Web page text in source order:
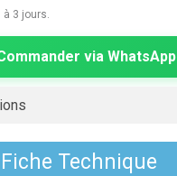
à 3 jours.
via WhatsApp
Fiche Technique